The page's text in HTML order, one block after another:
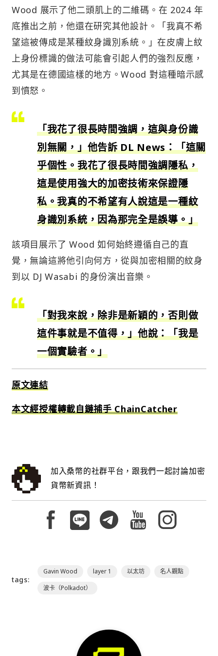
Wood 展示了他二頭肌上的二維碼。在 2024 年
底推出之前，他還在研究其他設計。「我真不希
望這被傳成是某種紋身識別系統。」在皮膚上紋
上身份標識的做法可能會引起人們的強烈反應，
尤其是在德國這樣的地方。Wood 對這種暗示感
到憤怒。
「我花了很長時間強調，這與身份識
別無關，」他告訴 DL News：「這關
乎個性。我花了很長時間強調隱私，
這是使用強大的加密技術來保證隱
私。我真的不希望有人說這是一種紋
身識別系統，因為那完全是誤導。」
該項目展示了 Wood 如何始終遵循自己的直
覺，無論這將他引向何方，從與加密相關的紋身
到以 DJ Wasabi 的身份演出音樂。
「對我來說，除非是新穎的，否則做
這件事就是不值得，」他說：「我是
一個實驗者。」
原文連結
本文經授權轉載自鏈捕手 ChainCatcher
加入桑幣的社群平台，跟我們一起討論加密
貨幣新資訊！
tags:
Gavin Wood layer 1 以太坊
名人觀點
波卡（Polkadot）